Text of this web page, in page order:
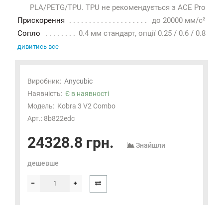
PLA/PETG/TPU. TPU не рекомендується з ACE Pro
Прискорення
до 20000 мм/с²
Сопло
0.4 мм стандарт, опції 0.25 / 0.6 / 0.8
дивитись все
Виробник: Anycubic
Наявність: Є в наявності
Модель: Kobra 3 V2 Combo
Арт.: 8b822edc
24328.8 грн. Знайшли
дешевше